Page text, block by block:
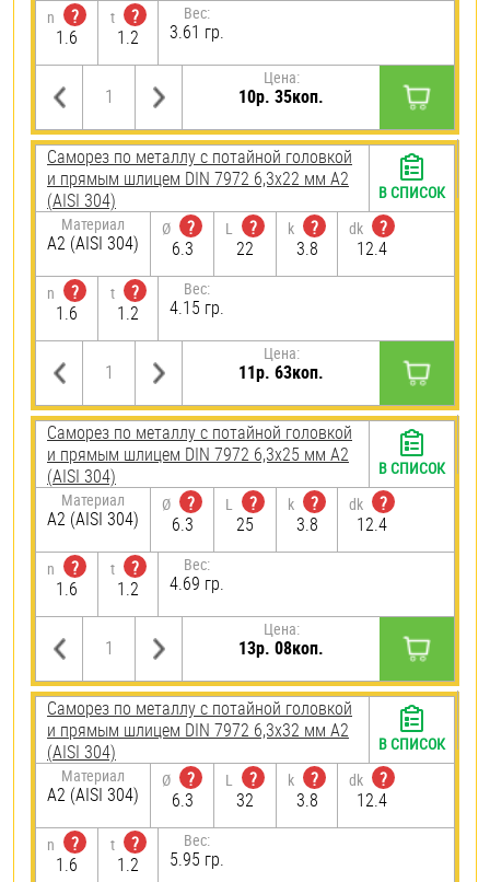
n
?
1.6
t
?
1.2
Вес:
3.61 гр.
Цена:
10р. 35коп.
Саморез по металлу с потайной головкой
и прямым шлицем DIN 7972 6,3х22 мм А2
(AISI 304)
Материал
А2 (AISI 304)
Ø
?
6.3
L
?
22
k
?
3.8
dk
?
12.4
n
?
1.6
t
?
1.2
Вес:
4.15 гр.
Цена:
11р. 63коп.
В СПИСОК
Саморез по металлу с потайной головкой
и прямым шлицем DIN 7972 6,3х25 мм А2
(AISI 304)
Материал
А2 (AISI 304)
Ø
?
6.3
L
?
25
k
?
3.8
dk
?
12.4
n
?
1.6
t
?
1.2
Вес:
4.69 гр.
Цена:
13р. 08коп.
В СПИСОК
Саморез по металлу с потайной головкой
и прямым шлицем DIN 7972 6,3х32 мм А2
(AISI 304)
Материал
А2 (AISI 304)
Ø
?
6.3
L
?
32
k
?
3.8
dk
?
12.4
n
?
1.6
t
?
1.2
Вес:
5.95 гр.
В СПИСОК